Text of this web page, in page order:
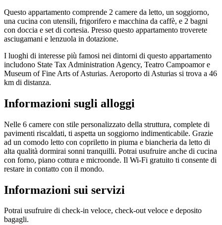
Questo appartamento comprende 2 camere da letto, un soggiorno,
una cucina con utensili, frigorifero e macchina da caffè, e 2 bagni
con doccia e set di cortesia. Presso questo appartamento troverete
asciugamani e lenzuola in dotazione.
I luoghi di interesse più famosi nei dintorni di questo appartamento
includono State Tax Administration Agency, Teatro Campoamor e
Museum of Fine Arts of Asturias. Aeroporto di Asturias si trova a 46
km di distanza.
Informazioni sugli alloggi
Nelle 6 camere con stile personalizzato della struttura, complete di
pavimenti riscaldati, ti aspetta un soggiorno indimenticabile. Grazie
ad un comodo letto con copriletto in piuma e biancheria da letto di
alta qualità dormirai sonni tranquilli. Potrai usufruire anche di cucina
con forno, piano cottura e microonde. Il Wi-Fi gratuito ti consente di
restare in contatto con il mondo.
Informazioni sui servizi
Potrai usufruire di check-in veloce, check-out veloce e deposito
bagagli.